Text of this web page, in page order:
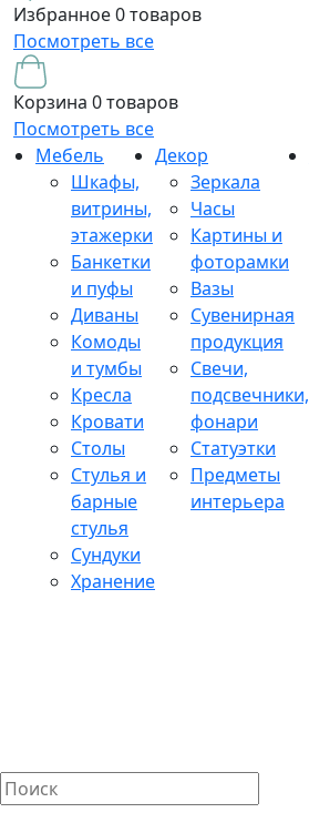
Избранное0 товаров
Посмотреть все
Корзина 0 товаров
Посмотреть все
Мебель
Шкафы,
витрины,
этажерки
Банкетки
и пуфы
Диваны
Комоды
и тумбы
Кресла
Кровати
Столы
Стулья и
барные
стулья
Сундуки
Хранение
Декор
Зеркала
Часы
Картины и
фоторамки
Вазы
Сувенирная
продукция
Свечи,
подсвечники,
фонари
Статуэтки
Предметы
интерьера